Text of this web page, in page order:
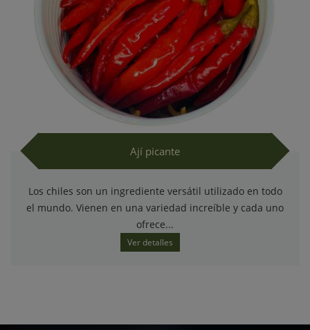
Ají picante
Los chiles son un ingrediente versátil utilizado en todo
el mundo. Vienen en una variedad increíble y cada uno
ofrece...
Ver detalles